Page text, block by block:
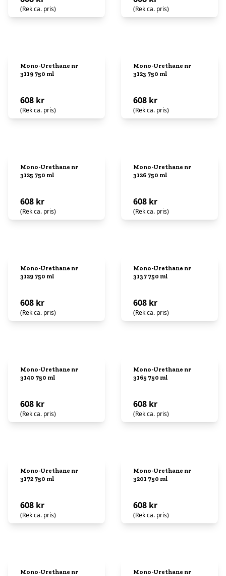
(Rek ca. pris) (Rek ca. pris)
Mono-Urethane nr
3119 750 ml
608 kr
(Rek ca. pris)
Mono-Urethane nr
3123 750 ml
608 kr
(Rek ca. pris)
Mono-Urethane nr
3125 750 ml
608 kr
(Rek ca. pris)
Mono-Urethane nr
3126 750 ml
608 kr
(Rek ca. pris)
Mono-Urethane nr
3129 750 ml
608 kr
(Rek ca. pris)
Mono-Urethane nr
3137 750 ml
608 kr
(Rek ca. pris)
Mono-Urethane nr
3140 750 ml
608 kr
(Rek ca. pris)
Mono-Urethane nr
3165 750 ml
608 kr
(Rek ca. pris)
Mono-Urethane nr
3172 750 ml
608 kr
(Rek ca. pris)
Mono-Urethane nr
3201 750 ml
608 kr
(Rek ca. pris)
Mono-Urethane nr
Mono-Urethane nr